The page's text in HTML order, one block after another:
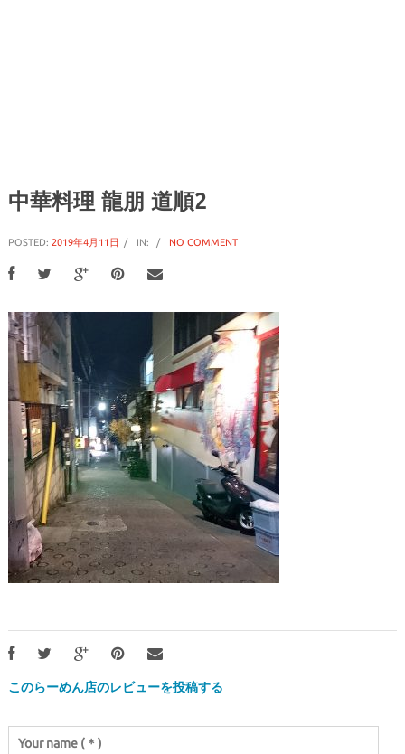
中華料理 龍朋 道順2
POSTED: 2019年4月11日 IN: NO COMMENT
このらーめん店のレビューを投稿する